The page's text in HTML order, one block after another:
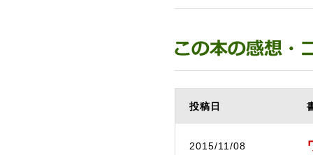
投稿日
2015/11/08